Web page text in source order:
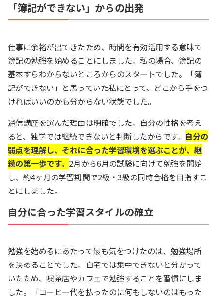
「簿記ができない」からの出発
仕事に余裕が出てきたため、時間を有効活用する意味で
簿記の勉強を始めることにしました。私の場合、簿記の
基本すらわからないところからのスタートでした。「簿
記ができない」と思っていた私にとって、どこから手をつ
ければいいのかも分からない状態でした。
通信講座を選んだ理由は明確でした。自分の性格を考え
ると、独学では継続できないと判断したからです。 自分の
弱点を理解し、それに合った学習環境を選ぶことが、継
続の第一歩です。 2月から6月の試験に向けて勉強を開始
し、約4ヶ月の学習期間で2級・3級の同時合格を目指すこ
とにしました。
自分に合った学習スタイルの確立
勉強を始めるにあたって最も気をつけたのは、勉強場所
を決めることでした。自宅では集中できないと分かって
いたため、喫茶店やカフェで勉強することを習慣にしま
した。「コーヒー代を払ったのに何もしないのはもった